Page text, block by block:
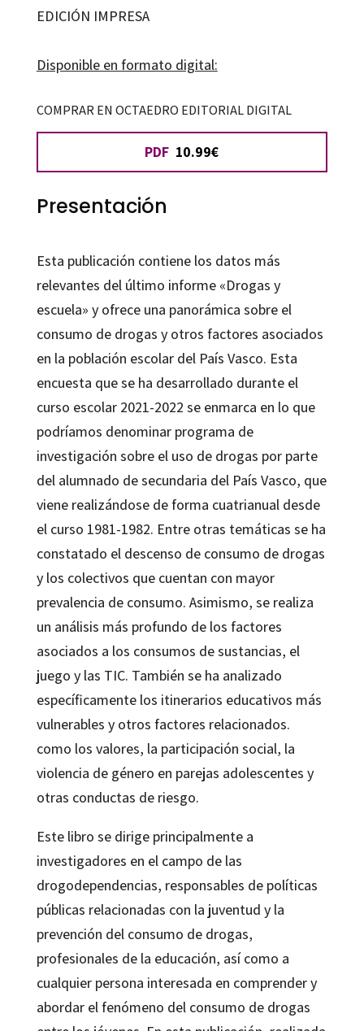
escuela
EDICIÓN IMPRESA
Disponible en formato digital:
COMPRAR EN OCTAEDRO EDITORIAL DIGITAL
PDF 10.99€
Presentación
Esta publicación contiene los datos más
relevantes del último informe «Drogas y
escuela» y ofrece una panorámica sobre el
consumo de drogas y otros factores asociados
en la población escolar del País Vasco. Esta
encuesta que se ha desarrollado durante el
curso escolar 2021-2022 se enmarca en lo que
podríamos denominar programa de
investigación sobre el uso de drogas por parte
del alumnado de secundaria del País Vasco, que
viene realizándose de forma cuatrianual desde
el curso 1981-1982. Entre otras temáticas se ha
constatado el descenso de consumo de drogas
y los colectivos que cuentan con mayor
prevalencia de consumo. Asimismo, se realiza
un análisis más profundo de los factores
asociados a los consumos de sustancias, el
juego y las TIC. También se ha analizado
específicamente los itinerarios educativos más
vulnerables y otros factores relacionados.
como los valores, la participación social, la
violencia de género en parejas adolescentes y
otras conductas de riesgo.
Este libro se dirige principalmente a
investigadores en el campo de las
drogodependencias, responsables de políticas
públicas relacionadas con la juventud y la
prevención del consumo de drogas,
profesionales de la educación, así como a
cualquier persona interesada en comprender y
abordar el fenómeno del consumo de drogas